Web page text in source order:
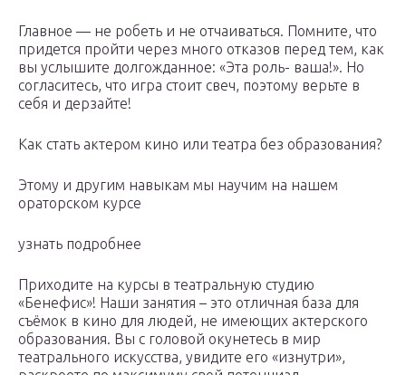
Главное — не робеть и не отчаиваться. Помните, что
придется пройти через много отказов перед тем, как
вы услышите долгожданное: «Эта роль- ваша!». Но
согласитесь, что игра стоит свеч, поэтому верьте в
себя и дерзайте!
Как стать актером кино или театра без образования?
Этому и другим навыкам мы научим на нашем
ораторском курсе
узнать подробнее
Приходите на курсы в театральную студию
«Бенефис»! Наши занятия – это отличная база для
съёмок в кино для людей, не имеющих актерского
образования. Вы с головой окунетесь в мир
театрального искусства, увидите его «изнутри»,